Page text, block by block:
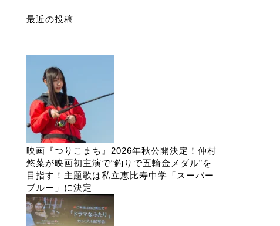
最近の投稿
映画『つりこまち』2026年秋公開決定！仲村
悠菜が映画初主演で“釣りで五輪金メダル”を
目指す！主題歌は私立恵比寿中学「スーパー
ブルー」に決定